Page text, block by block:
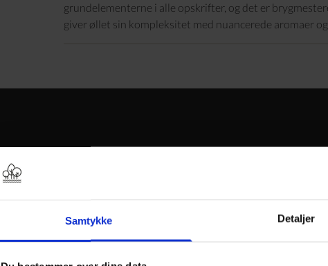
Samtykke Detaljer
grundelementerne i alle opskrifter, og det er
giver øllet sin kompleksitet med nuancerede aromaer
unikke